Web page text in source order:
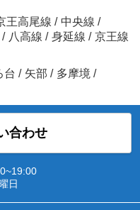
王高尾線 / 中央線 /
/ 八高線 / 身延線 / 京王線
台 / 矢部 / 多摩境 /
合わせ
日